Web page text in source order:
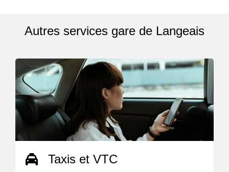
Autres services gare de Langeais
Taxis et VTC